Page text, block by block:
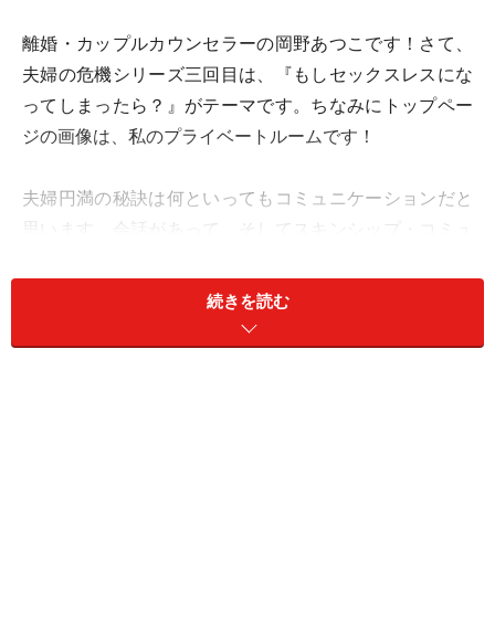
離婚・カップルカウンセラーの岡野あつこです！さて、
夫婦の危機シリーズ三回目は、『もしセックスレスにな
ってしまったら？』がテーマです。ちなみにトップペー
ジの画像は、私のプライベートルームです！
夫婦円満の秘訣は何といってもコミュニケーションだと
思います。会話があって、そしてスキンシップ・コミュ
も新婚のようにラブラブでいられるはず。
セックスレスとは、「結婚後、同居しているにもかかわ
続きを読む